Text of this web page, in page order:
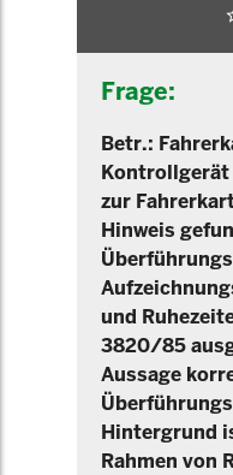
Frage:
Betr.:
zur
Hinweis
und
3820/85
Aussage
Hintergrund
Rahmen von